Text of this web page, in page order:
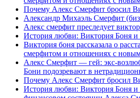
Почему Алекс Смерфит бросил
Александр Михаэль Смерфит
Алекс смерфит преследует
История любви: Виктория Боня
Виктория боня рассказала о
смерфитом и отношениях с
Алекс Смерфит — гей: экс-
Бони подозревают в
Почему Алекс Смерфит бросил
История любви: Виктория Боня